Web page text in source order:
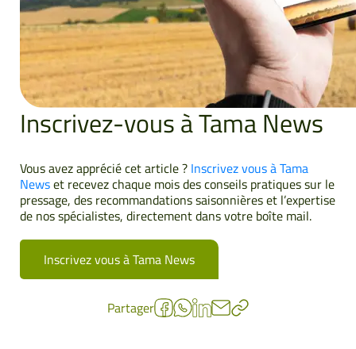
Inscrivez-vous à Tama News
Vous avez apprécié cet article ? Inscrivez vous à Tama
Newset recevez chaque mois des conseils pratiques sur le
pressage, des recommandations saisonnières et l’expertise
de nos spécialistes, directement dans votre boîte mail.
Inscrivez vous à Tama News
Partager